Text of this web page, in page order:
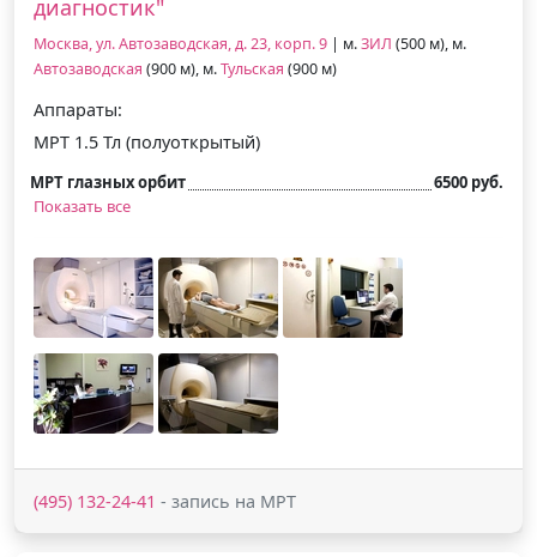
диагностик"
Москва, ул. Автозаводская, д. 23, корп. 9 | м.ЗИЛ (500 м), м.
Автозаводская (900 м), м.Тульская (900 м)
Аппараты:
МРТ 1.5 Тл (полуоткрытый)
МРТ глазных орбит
6500 руб.
Показать все
(495) 132-24-41 - запись на МРТ